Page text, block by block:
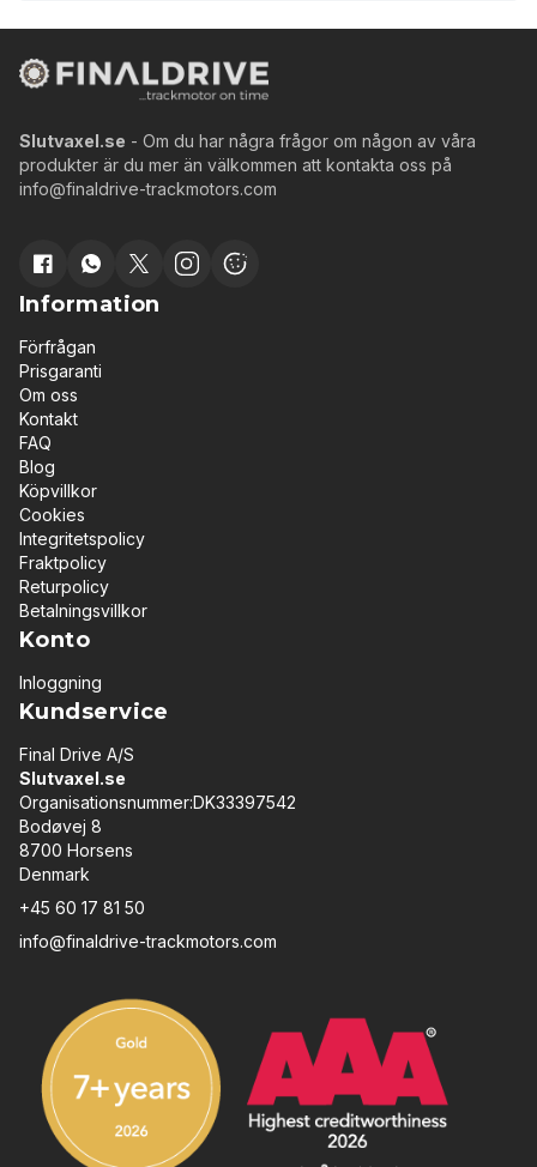
Slutvaxel.se - Om du har några frågor om någon av våra
produkter är du mer än välkommen att kontakta oss på
info@finaldrive-trackmotors.com
Information
Förfrågan
Prisgaranti
Om oss
Kontakt
FAQ
Blog
Köpvillkor
Cookies
Integritetspolicy
Fraktpolicy
Returpolicy
Betalningsvillkor
Konto
Inloggning
Kundservice
Final Drive A/S
Slutvaxel.se
Organisationsnummer:DK33397542
Bodøvej 8
8700 Horsens
Denmark
+45 60 17 81 50
info@finaldrive-trackmotors.com